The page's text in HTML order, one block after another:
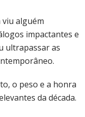
alguém
impactantes e
ultrapassar as
o peso e a honra
da década.